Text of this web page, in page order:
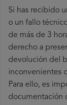
Si has recibido
o un fallo
de más de 3
derecho a
devolución del
inconvenientes
Para ello, es
documentación